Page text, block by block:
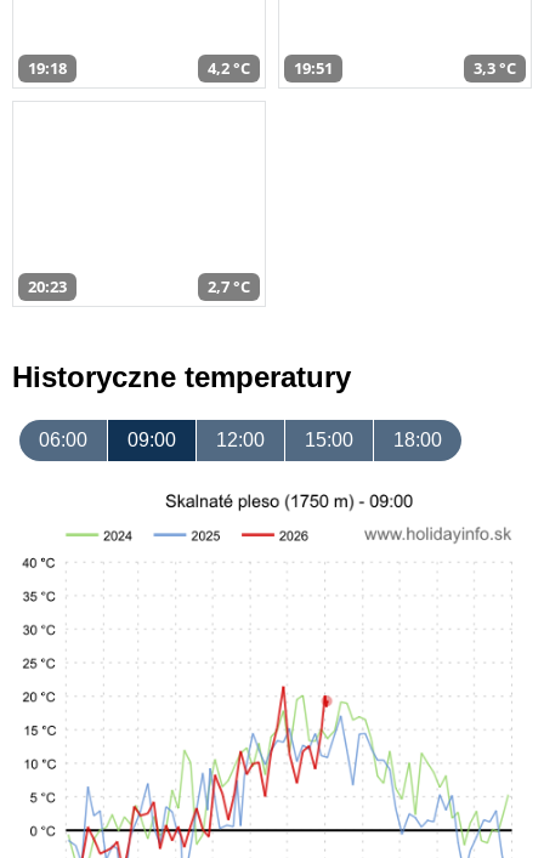
19:18 4,2 °C 19:51 3,3 °C
20:23 2,7 °C
Historyczne temperatury
06:00 09:00 12:00 15:00 18:00